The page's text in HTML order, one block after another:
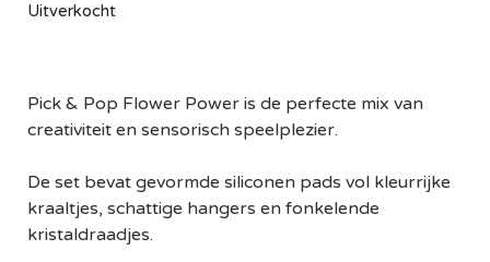
Uitverkocht
Pick & Pop Flower Power is de perfecte mix van
creativiteit en sensorisch speelplezier.
De set bevat gevormde siliconen pads vol kleurrijke
kraaltjes, schattige hangers en fonkelende
kristaldraadjes.